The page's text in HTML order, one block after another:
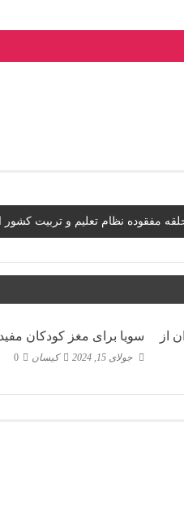
مفقوده نظام تعلیم و تربیت
از
سویا برای مغز کودکان
جولای 15, 2024 کیسان 0